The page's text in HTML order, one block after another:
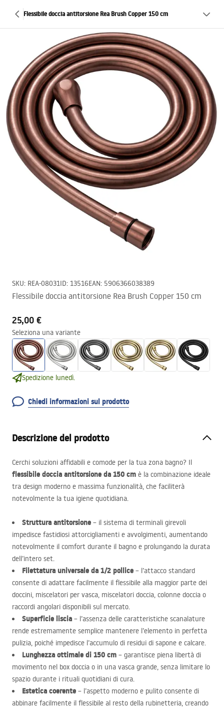
Flessibile doccia antitorsione Rea Brush Copper 150 cm
SKU: REA-08031ID: 13516EAN: 5906366038389
Flessibile doccia antitorsione Rea Brush Copper 150 cm
25,00 €
Seleziona una variante
Spedizione lunedì.
Chiedi informazioni sul prodotto
Descrizione del prodotto
Cerchi soluzioni affidabili e comode per la tua zona bagno? Il
flessibile doccia antitorsione da 150 cm è la combinazione ideale
tra design moderno e massima funzionalità, che faciliterà
notevolmente la tua igiene quotidiana.
Struttura antitorsione – il sistema di terminali girevoli
impedisce fastidiosi attorcigliamenti e avvolgimenti, aumentando
notevolmente il comfort durante il bagno e prolungando la durata
dell’intero set.
Filettatura universale da 1/2 pollice – l’attacco standard
consente di adattare facilmente il flessibile alla maggior parte dei
doccini, miscelatori per vasca, miscelatori doccia, colonne doccia o
raccordi angolari disponibili sul mercato.
Superficie liscia – l’assenza delle caratteristiche scanalature
rende estremamente semplice mantenere l’elemento in perfetta
pulizia, poiché impedisce l’accumulo di residui di sapone e calcare.
Lunghezza ottimale di 150 cm – garantisce piena libertà di
movimento nel box doccia o in una vasca grande, senza limitare lo
spazio durante i rituali quotidiani di cura.
Estetica coerente – l’aspetto moderno e pulito consente di
abbinare facilmente il flessibile al resto della rubinetteria, creando